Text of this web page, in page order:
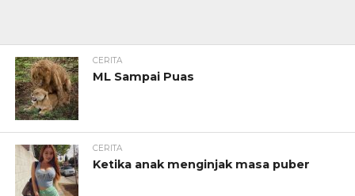
CERITA
ML Sampai Puas
CERITA
Ketika anak menginjak masa puber